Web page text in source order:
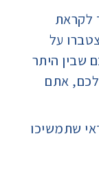
לקראת
על
שבין היתר
לכם, אתם
שתמשיכו